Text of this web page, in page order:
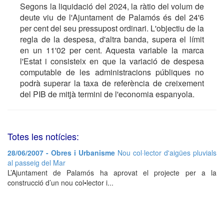
Segons la liquidació del 2024, la ràtio del volum de
deute viu de l'Ajuntament de Palamós és del 24'6
per cent del seu pressupost ordinari. L'objectiu de la
regla de la despesa, d'altra banda, supera el límit
en un 11'02 per cent. Aquesta variable la marca
l'Estat i consisteix en que la variació de despesa
computable de les administracions públiques no
podrà superar la taxa de referència de creixement
del PIB de mitjà termini de l'economia espanyola.
Totes les notícies:
28/06/2007 - Obres i Urbanisme Nou col·lector d'aigües pluvials
al passeig del Mar
L’Ajuntament de Palamós ha aprovat el projecte per a la
construcció d’un nou col•lector i...